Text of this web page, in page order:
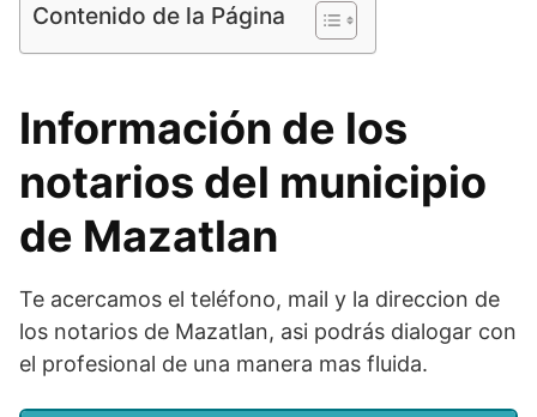
Contenido de la Página
Información de los
notarios del municipio
de Mazatlan
Te acercamos el teléfono, mail y la direccion de
los notarios de Mazatlan, asi podrás dialogar con
el profesional de una manera mas fluida.